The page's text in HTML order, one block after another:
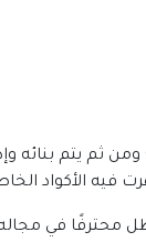
ثم يتم بنائه
فيه الأكواد
محترفًا في